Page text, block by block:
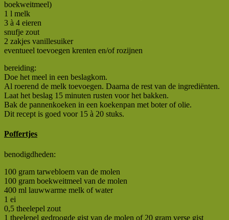
boekweitmeel)
1 l melk
3 à 4 eieren
snufje zout
2 zakjes vanillesuiker
eventueel toevoegen krenten en/of rozijnen
bereiding:
Doe het meel in een beslagkom.
Al roerend de melk toevoegen. Daarna de rest van de ingrediënten.
Laat het beslag 15 minuten rusten voor het bakken.
Bak de pannenkoeken in een koekenpan met boter of olie.
Dit recept is goed voor 15 à 20 stuks.
Poffertjes
benodigdheden:
100 gram tarwebloem van de molen
100 gram boekweitmeel van de molen
400 ml lauwwarme melk of water
1 ei
0,5 theelepel zout
1 theelepel gedroogde gist van de molen of 20 gram verse gist